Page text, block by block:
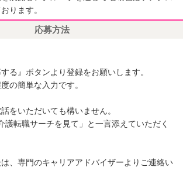
ります。
応募方法
る』ボタンより登録をお願いします。
の簡単な入力です。
をいただいても構いません。
護転職サーチを見て」と一言添えていただく
、専門のキャリアアドバイザーよりご連絡い